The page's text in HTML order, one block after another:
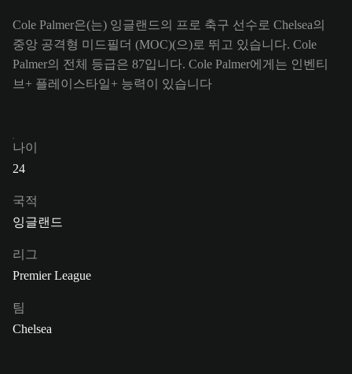
Cole Palmer은(는) 잉글랜드의 프로 축구 선수로 Chelsea의
중앙 공격형 미드필더 (MOC)(으)로 뛰고 있습니다. Cole
Palmer의 전체 등급은 87입니다. Cole Palmer에게는 인벤티
브+ 플레이스타일+ 능력이 있습니다
나이
24
국적
잉글랜드
리그
Premier League
팀
Chelsea